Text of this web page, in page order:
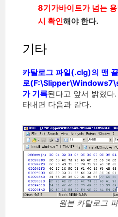
8기가바이트가 넘는
시 확인해야 한다.
기타
카탈로그 파일(.clg)의 맨
로
가 기록된다고 앞서 밝혔
타내면 다음과 같다.
원본 카탈로그